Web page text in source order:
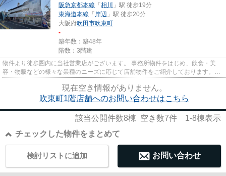
阪急京都本線 「相川
」駅 徒歩19分
東海道本線 「 岸辺 」駅 徒歩20分
大阪府吹田市吹東町
-
築年数：築48年
階数：3階建
物件より徒歩圏内に当社営業店がございます。 事務所物件をはじめ、飲食・美
容・物販などの様々な業種のニーズに応じて店舗物件をご紹介しております。
尚、弊社ではおとり広告は一切...
現在空き情報がありません。
吹東町1階店舗へのお問い合わせはこちら
該当公開件数8棟 空き数7件 1-8棟表示
チェックした物件をまとめて
お問い合わせ
検討リストに追加